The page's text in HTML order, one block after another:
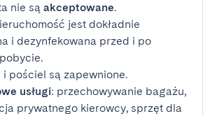
nie są akceptowane.
jest dokładnie
i dezynfekowana przed i po
i pościel są zapewnione.
usługi: przechowywanie bagażu,
prywatnego kierowcy, sprzęt dla